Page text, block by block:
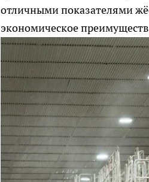
отличными показателями
экономическое